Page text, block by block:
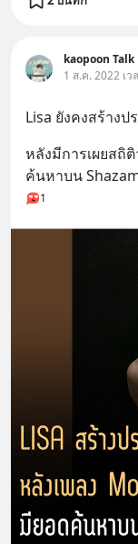
kaopoon Talk
1 ส.ค. 2022 เว
Lisa ยังคงสร้าง
หลังมีการเผยสถิ
ค้นหาบน
1